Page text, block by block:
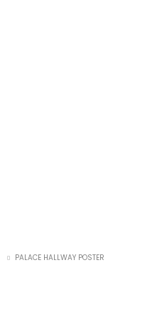
PALACE HALLWAY POSTER